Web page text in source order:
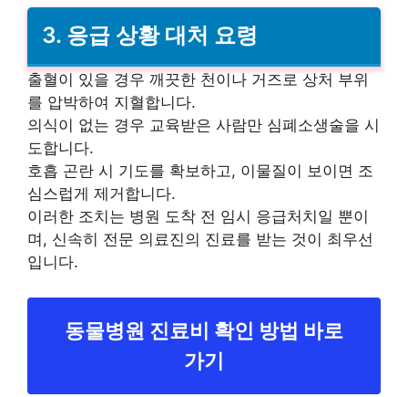
3. 응급 상황 대처 요령
출혈이 있을 경우 깨끗한 천이나 거즈로 상처 부위
를 압박하여 지혈합니다.
의식이 없는 경우 교육받은 사람만 심폐소생술을 시
도합니다.
호흡 곤란 시 기도를 확보하고, 이물질이 보이면 조
심스럽게 제거합니다.
이러한 조치는 병원 도착 전 임시 응급처치일 뿐이
며, 신속히 전문 의료진의 진료를 받는 것이 최우선
입니다.
동물병원 진료비 확인 방법 바로
가기